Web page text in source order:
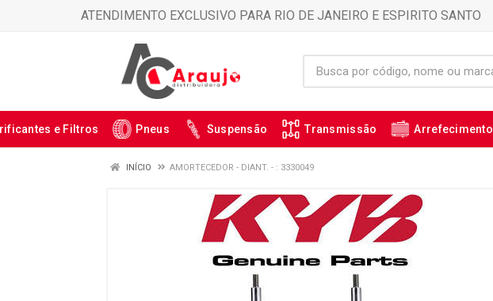
ATENDIMENTO EXCLUSIVO PARA RIO DE JANEIRO E ESPIRITO SANTO
e Filtros Pneus Suspensão Transmissão Arrefecimento
INÍCIO AMORTECEDOR - DIANT. - : 3330049